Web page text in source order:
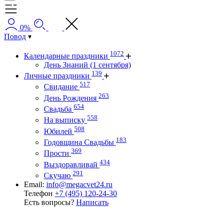
0%
Повод
Календарные праздники 1072
День Знаний (1 сентября)
Личные праздники 139
Свидание 517
День Рождения 263
Свадьба 654
На выписку 558
Юбилей 508
Годовщина Свадьбы 183
Прости 369
Выздоравливай 434
Скучаю 291
Email: info@megacvet24.ru
Телефон +7 (495) 120-24-30
Есть вопросы? Написать